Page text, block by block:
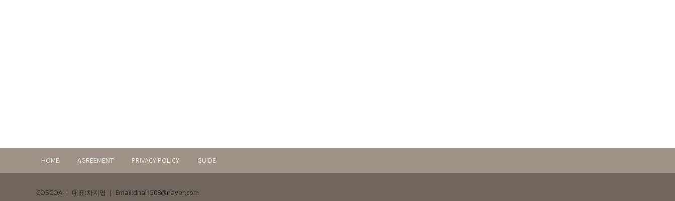
HOME AGREEMENT PRIVACY POLICY GUIDE
COSCOA ｜ 대표:차지영 ｜ Email:dnal1508@naver.com